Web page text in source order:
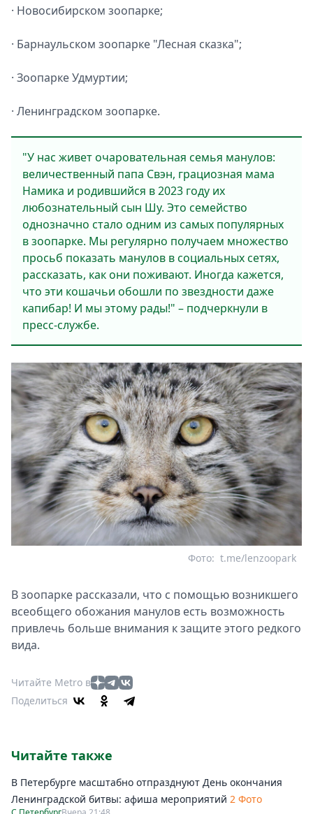
· Новосибирском зоопарке;
· Барнаульском зоопарке "Лесная сказка";
· Зоопарке Удмуртии;
· Ленинградском зоопарке.
"У нас живет очаровательная семья манулов:
величественный папа Свэн, грациозная мама
Намика и родившийся в 2023 году их
любознательный сын Шу. Это семейство
однозначно стало одним из самых популярных
в зоопарке. Мы регулярно получаем множество
просьб показать манулов в социальных сетях,
рассказать, как они поживают. Иногда кажется,
что эти кошачьи обошли по звездности даже
капибар! И мы этому рады!" – подчеркнули в
пресс-службе.
t.me/lenzoopark
Фото:
В зоопарке рассказали, что с помощью возникшего
всеобщего обожания манулов есть возможность
привлечь больше внимания к защите этого редкого
вида.
Читайте Metro в
Поделиться
Читайте также
В Петербурге масштабно отпразднуют День окончания
Ленинградской битвы: афиша мероприятий 2 Фото